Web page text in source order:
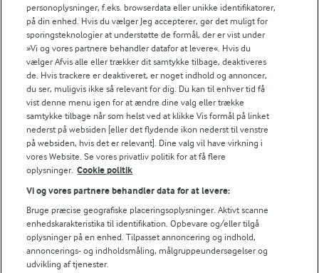
Andelshaverinfo: Mælkepris
Fødevarestyrelsens smiley-rapporter for Arla Foods
Fødevarestyrelsens smiley-rapporter for Jörd
Fødevarestyrelsens smiley-rapporter for Lurpak PB
Følg
© 2026 Arla Foods
Vælg en anden cookies
personoplysninger, f.eks. browserdata eller unikke identifikatorer,
på din enhed. Hvis du vælger Jeg accepterer, gør det muligt for
sporingsteknologier at understøtte de formål, der er vist under
»Vi og vores partnere behandler datafor at levere«. Hvis du
vælger Afvis alle eller trækker dit samtykke tilbage, deaktiveres
de. Hvis trackere er deaktiveret, er noget indhold og annoncer,
du ser, muligvis ikke så relevant for dig. Du kan til enhver tid få
vist denne menu igen for at ændre dine valg eller trække
samtykke tilbage når som helst ved at klikke Vis formål på linket
nederst på websiden [eller det flydende ikon nederst til venstre
på websiden, hvis det er relevant]. Dine valg vil have virkning i
vores Website. Se vores privatliv politik for at få flere
oplysninger. Cookie politik
Vi og vores partnere behandler data for at levere:
Bruge præcise geografiske placeringsoplysninger. Aktivt scanne
enhedskarakteristika til identifikation. Opbevare og/eller tilgå
oplysninger på en enhed. Tilpasset annoncering og indhold,
annoncerings- og indholdsmåling, målgruppeundersøgelser og
udvikling af tjenester.